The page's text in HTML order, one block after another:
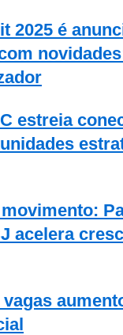
2025 é
estreia
acelera